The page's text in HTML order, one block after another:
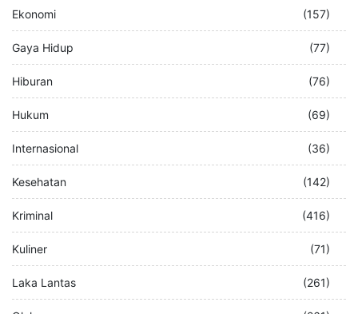
Ekonomi (157)
Gaya Hidup (77)
Hiburan (76)
Hukum (69)
Internasional (36)
Kesehatan (142)
Kriminal (416)
Kuliner (71)
Laka Lantas (261)